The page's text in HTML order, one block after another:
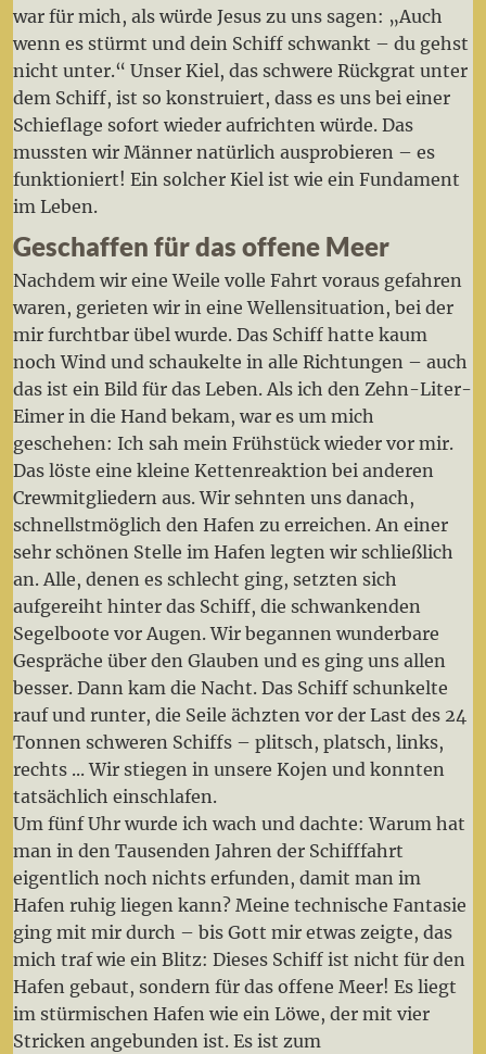
war für mich, als würde Jesus zu uns sagen: „Auch
wenn es stürmt und dein Schiff schwankt – du gehst
nicht unter.“ Unser Kiel, das schwere Rückgrat unter
dem Schiff, ist so konstruiert, dass es uns bei einer
Schieflage sofort wieder aufrichten würde. Das
mussten wir Männer natürlich ausprobieren – es
funktioniert! Ein solcher Kiel ist wie ein Fundament
im Leben.
Geschaffen für das offene Meer
Nachdem wir eine Weile volle Fahrt voraus gefahren
waren, gerieten wir in eine Wellensituation, bei der
mir furchtbar übel wurde. Das Schiff hatte kaum
noch Wind und schaukelte in alle Richtungen – auch
das ist ein Bild für das Leben. Als ich den Zehn-Liter-
Eimer in die Hand bekam, war es um mich
geschehen: Ich sah mein Frühstück wieder vor mir.
Das löste eine kleine Kettenreaktion bei anderen
Crewmitgliedern aus. Wir sehnten uns danach,
schnellstmöglich den Hafen zu erreichen. An einer
sehr schönen Stelle im Hafen legten wir schließlich
an. Alle, denen es schlecht ging, setzten sich
aufgereiht hinter das Schiff, die schwankenden
Segelboote vor Augen. Wir begannen wunderbare
Gespräche über den Glauben und es ging uns allen
besser. Dann kam die Nacht. Das Schiff schunkelte
rauf und runter, die Seile ächzten vor der Last des 24
Tonnen schweren Schiffs – plitsch, platsch, links,
rechts ... Wir stiegen in unsere Kojen und konnten
tatsächlich einschlafen.
Um fünf Uhr wurde ich wach und dachte: Warum hat
man in den Tausenden Jahren der Schifffahrt
eigentlich noch nichts erfunden, damit man im
Hafen ruhig liegen kann? Meine technische Fantasie
ging mit mir durch – bis Gott mir etwas zeigte, das
mich traf wie ein Blitz: Dieses Schiff ist nicht für den
Hafen gebaut, sondern für das offene Meer! Es liegt
im stürmischen Hafen wie ein Löwe, der mit vier
Stricken angebunden ist. Es ist zum